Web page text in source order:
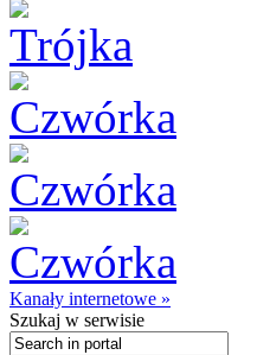
Kanały internetowe »
Szukaj w serwisie